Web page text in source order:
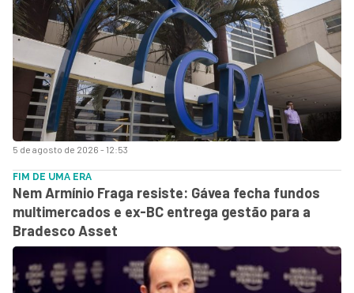
5 de agosto de 2026 - 12:53
FIM DE UMA ERA
Nem Armínio Fraga resiste: Gávea fecha fundos
multimercados e ex-BC entrega gestão para a
Bradesco Asset